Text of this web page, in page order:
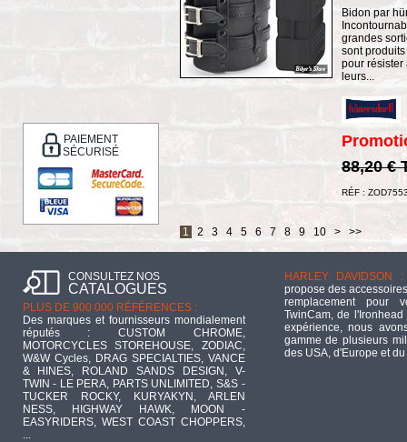
PAIEMENT
SÉCURISÉ
Bidon par
grandes
sont
pour résister
leurs...
88,20 €
RÉF :
1 2 3 4 5 6 7 8 9 10 > >>
CONSULTEZ NOS
CATALOGUES
PLUS DE 900 000 RÉFÉRENCES :
Des marques et fournisseurs mondialement
réputés : CUSTOM CHROME,
MOTORCYCLES STOREHOUSE, ZODIAC,
W&W Cycles, DRAG SPECIALTIES, VANCE
& HINES, ROLAND SANDS DESIGN, V-
TWIN - LE PERA, PARTS UNLIMITED, S&S -
TUCKER ROCKY, KURYAKYN, ARLEN
NESS, HIGHWAY HAWK, MOON -
EASYRIDERS, WEST COAST CHOPPERS,
...
HARLEY DAVIDSON :
propose des
remplacement pour
TwinCam, de
expérience, nous
gamme de plusieurs
des USA, d'Europe et